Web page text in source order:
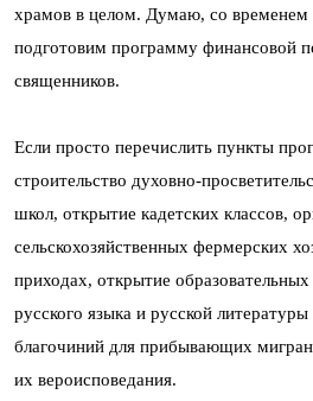
храмов в целом. Думаю, со временем
подготовим программу финансовой
священников.
Если просто перечислить пункты
строительство духовно-
школ, открытие кадетских классов,
сельскохозяйственных фермерских
приходах, открытие
русского языка и русской
благочиний для прибывающих
их вероисповедания.